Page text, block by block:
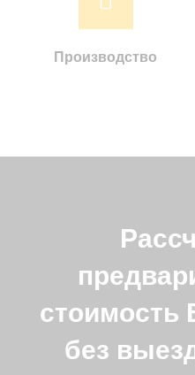
Производство
стоимость
без